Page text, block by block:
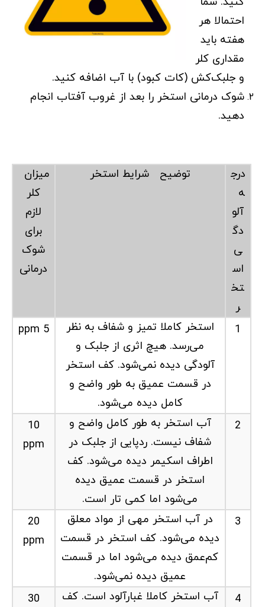
احتمالا هر
هفته باید
مقداری کلر
و جلبک‌کش (کات کبود) با آب اضافه کنید.
شوک درمانی استخر را بعد از غروب آفتاب انجام
دهید.
درج
ه
آلو
دگ
ی
اس
تخ
ر
توضیح شرایط استخر
میزان
کلر
لازم
برای
شوک
درمانی
1
استخر کاملا تمیز و شفاف به نظر
می‌رسد. هیچ اثری از جلبک و
آلودگی دیده نمی‌شود. کف استخر
در قسمت عمیق به طور واضح و
کامل دیده می‌شود.
5 ppm
2
آب استخر به طور کامل واضح و
شفاف نیست. ردپایی از جلبک در
اطراف اسکیمر دیده می‌شود. کف
استخر در قسمت عمیق دیده
می‌شود اما کمی تار است.
10
ppm
3
در آب استخر مهی از مواد معلق
دیده می‌شود. کف استخر در قسمت
کم‌عمق دیده می‌شود اما در قسمت
عمیق دیده نمی‌شود.
20
ppm
4
آب استخر کاملا غبارآلود است. کف
30